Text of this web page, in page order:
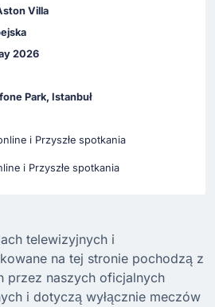
Villa
2026
Park, Istanbuł
i Przyszłe spotkania
i Przyszłe spotkania
telewizyjnych i
na tej stronie pochodzą z
przez naszych oficjalnych
i dotyczą wyłącznie meczów